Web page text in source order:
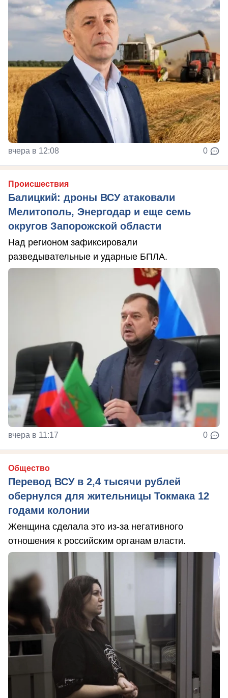
вчера в 12:08 0
Происшествия
Балицкий: дроны ВСУ атаковали
Мелитополь, Энергодар и еще семь
округов Запорожской области
Над регионом зафиксировали
разведывательные и ударные БПЛА.
вчера в 11:17 0
Общество
Перевод ВСУ в 2,4 тысячи рублей
обернулся для жительницы Токмака 12
годами колонии
Женщина сделала это из-за негативного
отношения к российским органам власти.